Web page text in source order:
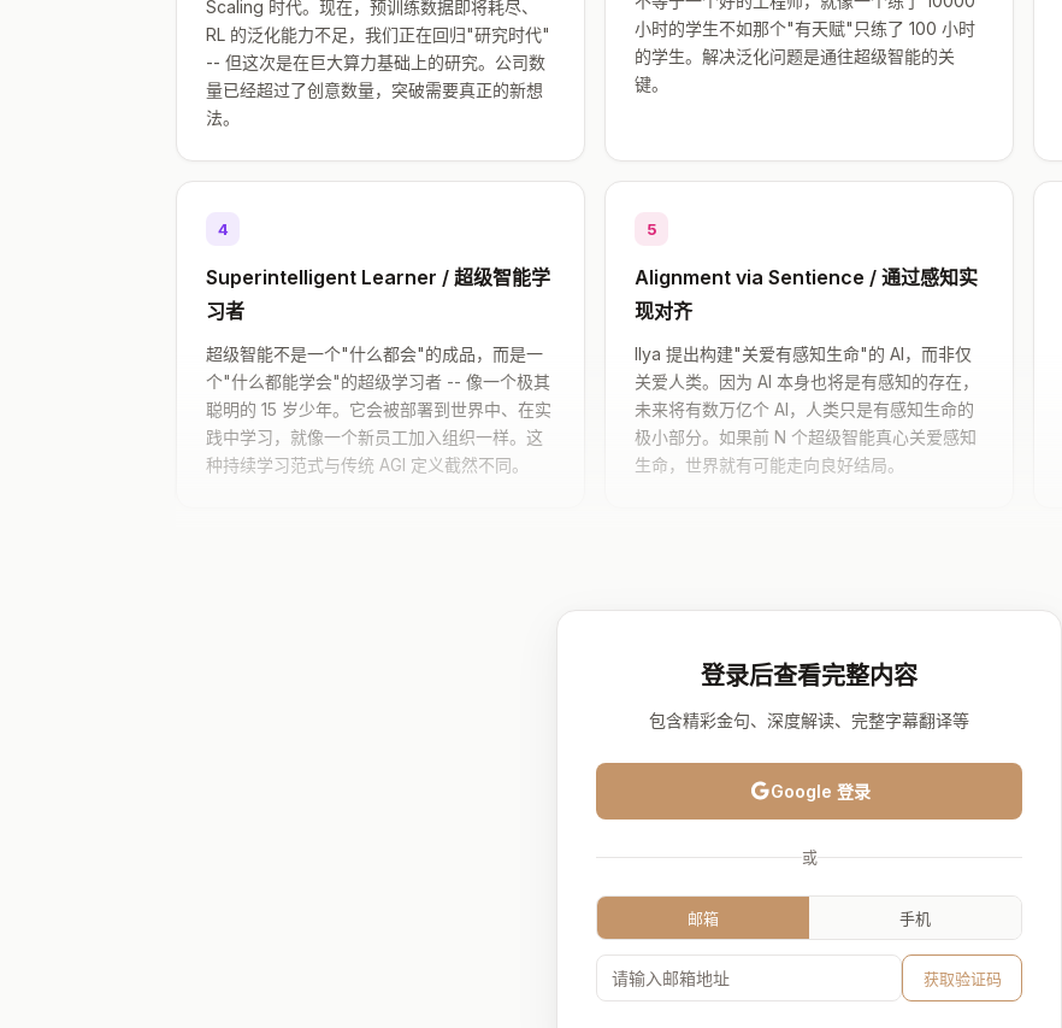
Scaling 时代。现在，预训练数据即将耗尽、
RL 的泛化能力不足，我们正在回归"研究时代"
-- 但这次是在巨大算力基础上的研究。公司数
量已经超过了创意数量，突破需要真正的新想
法。
小时的学生不如那个"有天赋"只练了 100 小时
的学生。解决泛化问题是通往超级智能的关
键。
4
Superintelligent Learner / 超级智能学
习者
超级智能不是一个"什么都会"的成品，而是一
个"什么都能学会"的超级学习者 -- 像一个极其
聪明的 15 岁少年。它会被部署到世界中、在实
践中学习，就像一个新员工加入组织一样。这
种持续学习范式与传统 AGI 定义截然不同。
5
Alignment via Sentience / 通过感知实
现对齐
Ilya 提出构建"关爱有感知生命"的 AI，而非仅
关爱人类。因为 AI 本身也将是有感知的存在，
未来将有数万亿个 AI，人类只是有感知生命的
极小部分。如果前 N 个超级智能真心关爱感知
生命，世界就有可能走向良好结局。
登录后查看完整内容
包含精彩金句、深度解读、完整字幕翻译等
Google 登录
或
邮箱 手机
获取验证码